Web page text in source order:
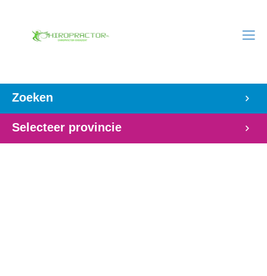
Zoeken
Selecteer provincie